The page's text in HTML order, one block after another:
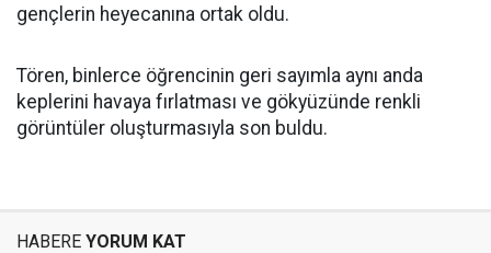
gençlerin heyecanına ortak oldu.
Tören, binlerce öğrencinin geri sayımla aynı anda
keplerini havaya fırlatması ve gökyüzünde renkli
görüntüler oluşturmasıyla son buldu.
HABERE YORUM KAT